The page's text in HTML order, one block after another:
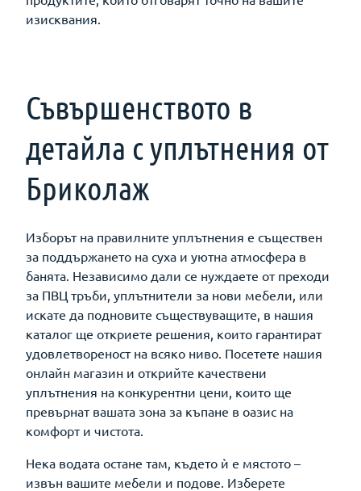
изисквания.
Съвършенството в
детайла с уплътнения от
Бриколаж
Изборът на правилните уплътнения е съществен
за поддържането на суха и уютна атмосфера в
банята. Независимо дали се нуждаете от преходи
за ПВЦ тръби, уплътнители за нови мебели, или
искате да подновите съществуващите, в нашия
каталог ще откриете решения, които гарантират
удовлетвореност на всяко ниво. Посетете нашия
онлайн магазин и открийте качествени
уплътнения на конкурентни цени, които ще
превърнат вашата зона за къпане в оазис на
комфорт и чистота.
Нека водата остане там, където ѝ е мястото –
извън вашите мебели и подове. Изберете